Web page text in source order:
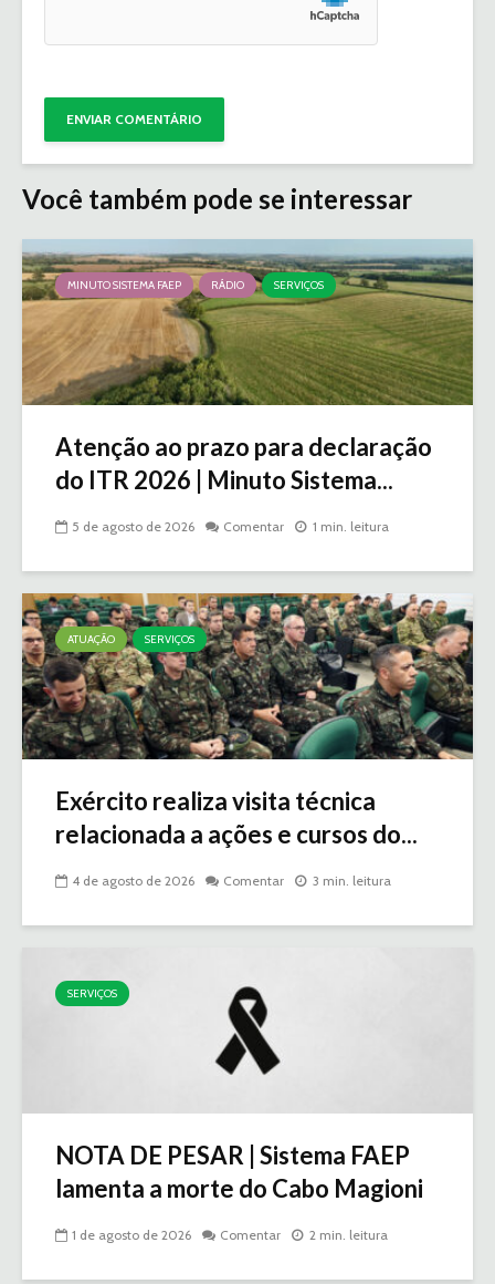
Você também pode se interessar
MINUTO SISTEMA FAEP RÁDIO SERVIÇOS
Atenção ao prazo para declaração
do ITR 2026 | Minuto Sistema...
5 de agosto de 2026 Comentar 1 min. leitura
ATUAÇÃO SERVIÇOS
Exército realiza visita técnica
relacionada a ações e cursos do...
4 de agosto de 2026 Comentar 3 min. leitura
SERVIÇOS
NOTA DE PESAR | Sistema FAEP
lamenta a morte do Cabo Magioni
1 de agosto de 2026 Comentar 2 min. leitura